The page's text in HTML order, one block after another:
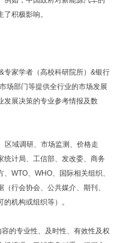
积极影响。
专家学者（高校科研院所）&银行
场部门等提供全行业的市场发展
发展决策的专业参考情报及数
区域调研、市场监测、价格走
统计局、工信部、发改委、商务
WTO、WHO、国际相关组织、
行会协会、公共媒介、期刊、
机构或组织等）。
的专业性、及时性、有效性及权